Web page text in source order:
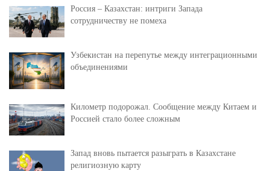
Россия – Казахстан: интриги Запада
сотрудничеству не помеха
Узбекистан на перепутье между интеграционными
объединениями
Километр подорожал. Сообщение между Китаем и
Россией стало более сложным
Запад вновь пытается разыграть в Казахстане
религиозную карту